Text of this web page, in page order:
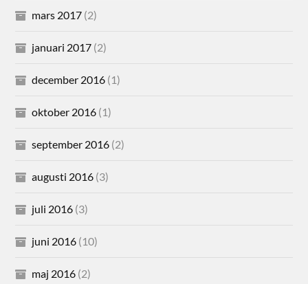
mars 2017 (2)
januari 2017 (2)
december 2016 (1)
oktober 2016 (1)
september 2016 (2)
augusti 2016 (3)
juli 2016 (3)
juni 2016 (10)
maj 2016 (2)